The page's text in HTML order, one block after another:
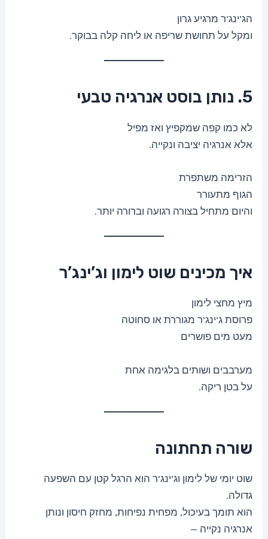
הג’ינג’ר מרגיע גרון
ומקל על תחושת שריפה או ליחה קלה בבוקר.
5. נותן בוסט אנרגיה טבעי
לא כמו קפה שמקפיץ ואז מפיל
אלא אנרגיה יציבה ונקייה.
הזרימה משתפרת
הגוף מתעורר
והיום מתחיל בצורה רגועה וברורה יותר.
איך מכינים שוט לימון וג’ינג’ר
מיץ מחצי לימון
פרוסת ג’ינג’ר מגוררת או סחוטה
מעט מים פושרים
מערבבים ושותים בלגימה אחת
על בטן ריקה.
שורה תחתונה
שוט יומי של לימון וג’ינג’ר הוא הרגל קטן עם השפעה
גדולה.
הוא תומך בעיכול, מפחית נפיחות, מחזק חיסון ונותן
אנרגיה נקייה —